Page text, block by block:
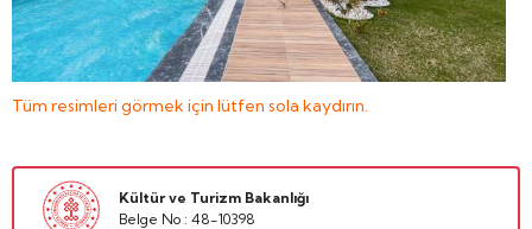
Tüm resimleri görmek için lütfen sola kaydırın.
Kültür ve Turizm Bakanlığı
Belge No : 48-10398